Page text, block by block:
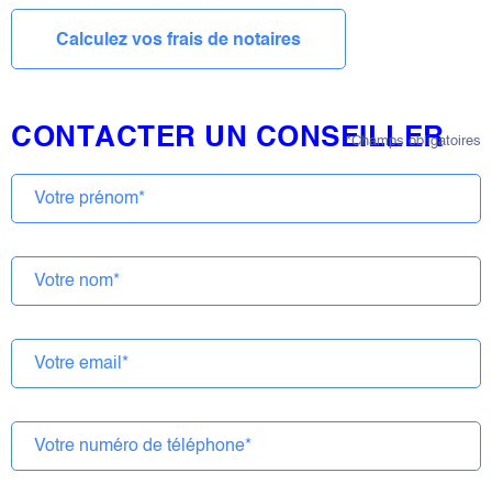
Calculez vos frais de notaires
CONTACTER UN CONSEILLER
*Champs obligatoires